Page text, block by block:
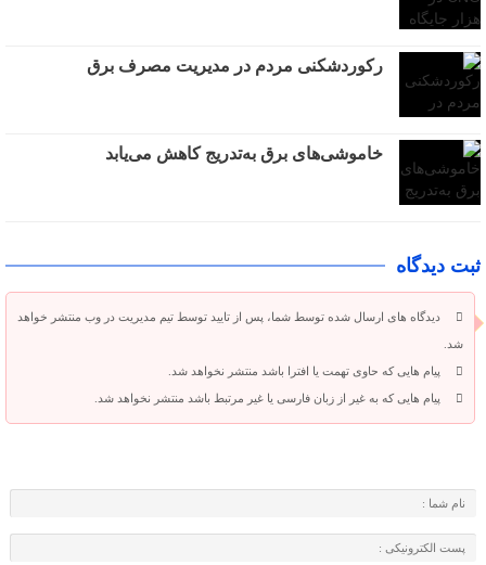
رکوردشکنی مردم در مدیریت مصرف برق
خاموشی‌های برق به‌تدریج کاهش می‌یابد
ثبت دیدگاه
دیدگاه های ارسال شده توسط شما، پس از تایید توسط تیم مدیریت در وب منتشر خواهد
شد.
پیام هایی که حاوی تهمت یا افترا باشد منتشر نخواهد شد.
پیام هایی که به غیر از زبان فارسی یا غیر مرتبط باشد منتشر نخواهد شد.